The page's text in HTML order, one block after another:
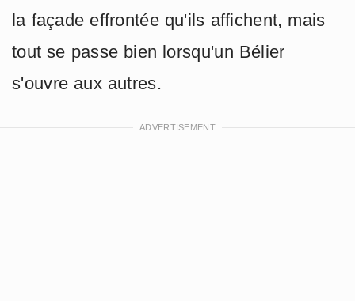
la façade effrontée qu'ils affichent, mais
tout se passe bien lorsqu'un Bélier
s'ouvre aux autres.